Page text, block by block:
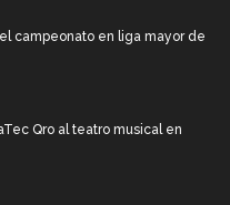
campeonato en liga mayor de
Qro al teatro musical en